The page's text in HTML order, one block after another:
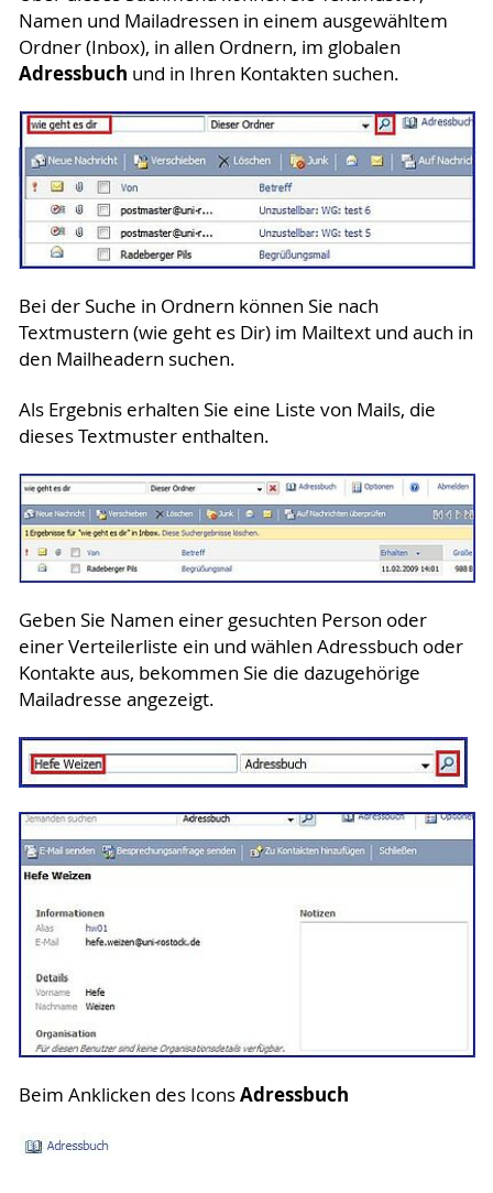
Namen und Mailadressen in einem ausgewähltem
Ordner (Inbox), in allen Ordnern, im globalen
Adressbuch und in Ihren Kontakten suchen.
Bei der Suche in Ordnern können Sie nach
Textmustern (wie geht es Dir) im Mailtext und auch in
den Mailheadern suchen.
Als Ergebnis erhalten Sie eine Liste von Mails, die
dieses Textmuster enthalten.
Geben Sie Namen einer gesuchten Person oder
einer Verteilerliste ein und wählen Adressbuch oder
Kontakte aus, bekommen Sie die dazugehörige
Mailadresse angezeigt.
Beim Anklicken des IconsAdressbuch